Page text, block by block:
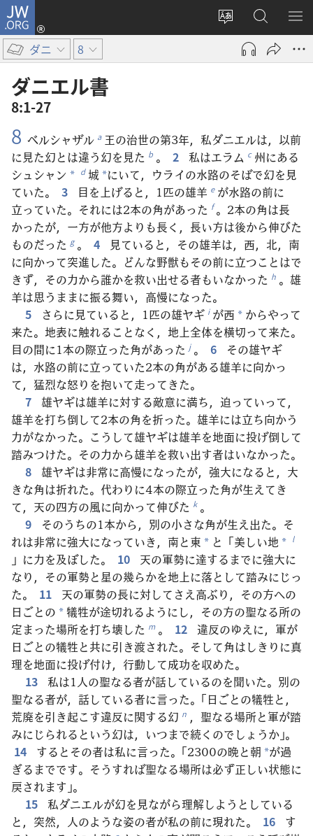
JW.ORG
サ
ト
変
え
る
ロ
グ
ン
タ
ブ
で
開
く）
JW.ORG
の
検
メ
を
ダニ 8
ダニエル​書
8:1-27
8 ベルシャザル a 王の治世の第3年，私ダニエルは，以前
に見た幻とは違う幻を見た b 。 2 私はエラム c 州にある
シュシャン * d 城 *にいて，ウライの水路のそばで幻を見
ていた。
3 目を上げると，1匹の雄羊 e が水路の前に
立っていた。それには2本の角があった f 。2本の角は長
かったが，一方が他方よりも長く，長い方は後から伸びた
ものだった g 。 4
見ていると，その雄羊は，西，北，南
に向かって突進した。どんな野獣もその前に立つことはで
きず，その力から誰かを救い出せる者もいなかった h 。雄
羊は思うままに振る舞い，高慢になった。
5
さらに見ていると，1匹の雄ヤギ i が西 * からやって
来た。地表に触れることなく，地上全体を横切って来た。
目の間に1本の際立った角があった j 。 6
その雄ヤギ
は，水路の前に立っていた2本の角がある雄羊に向かっ
て，猛烈な怒りを抱いて走ってきた。
7
雄ヤギは雄羊に対する敵意に満ち，迫っていって，
雄羊を打ち倒して2本の角を折った。雄羊には立ち向かう
力がなかった。こうして雄ヤギは雄羊を地面に投げ倒して
踏みつけた。その力から雄羊を救い出す者はいなかった。
8
雄ヤギは非常に高慢になったが，強大になると，大
きな角は折れた。代わりに4本の際立った角が生えてき
て，天の四方の風に向かって伸びた k 。
9
そのうちの1本から，別の小さな角が生え出た。そ
れは非常に強大になっていき，南と東 * と「美しい地 * l
」に力を及ぼした。 10
天の軍勢に達するまでに強大に
なり，その軍勢と星の幾らかを地上に落として踏みにじっ
た。
11
天の軍勢の長に対してさえ高ぶり，その方への
日ごとの * 犠牲が途切れるようにし，その方の聖なる所の
定まった場所を打ち壊した m 。 12 違反のゆえに，軍が
日ごとの犠牲と共に引き渡された。そして角はしきりに真
理を地面に投げ付け，行動して成功を収めた。
13
私は1人の聖なる者が話しているのを聞いた。別の
聖なる者が，話している者に言った。「日ごとの犠牲と，
荒廃を引き起こす違反に関する幻 n ，聖なる場所と軍が踏
みにじられるという幻は，いつまで続くのでしょうか」。
14
するとその者は私に言った。「2300の晩と朝 *が過
ぎるまでです。そうすれば聖なる場所は必ず正しい状態に
戻されます」。
15
私ダニエルが幻を見ながら理解しようとしている
と，突然，人のような姿の者が私の前に現れた。
16
す